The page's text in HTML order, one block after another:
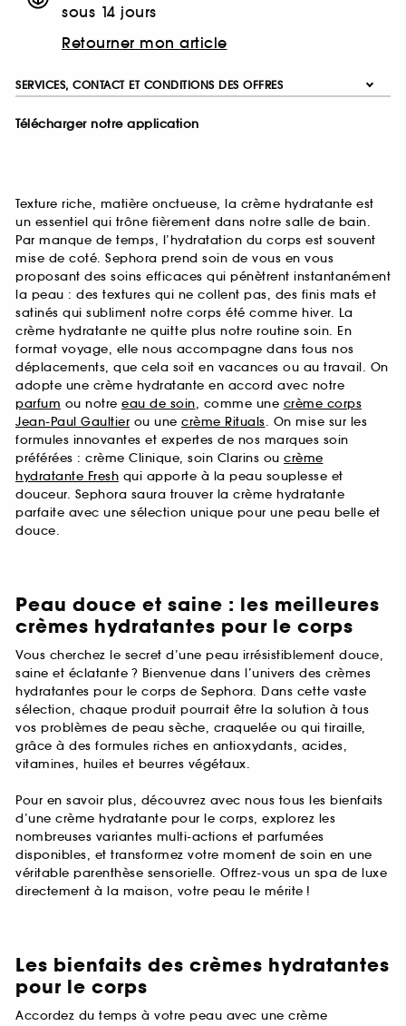
sous 14 jours
Retourner mon article
SERVICES, CONTACT ET CONDITIONS DES OFFRES
Télécharger notre application
Texture riche, matière onctueuse, la crème hydratante est
un essentiel qui trône fièrement dans notre salle de bain.
Par manque de temps, l’hydratation du corps est souvent
mise de coté. Sephora prend soin de vous en vous
proposant des soins efficaces qui pénètrent instantanément
la peau : des textures qui ne collent pas, des finis mats et
satinés qui subliment notre corps été comme hiver. La
crème hydratante ne quitte plus notre routine soin. En
format voyage, elle nous accompagne dans tous nos
déplacements, que cela soit en vacances ou au travail. On
adopte une crème hydratante en accord avec notre
parfum ou notre eau de soin, comme une crème corps
Jean-Paul Gaultier ou une crème Rituals. On mise sur les
formules innovantes et expertes de nos marques soin
préférées : crème Clinique, soin Clarins ou crème
hydratante Fresh qui apporte à la peau souplesse et
douceur. Sephora saura trouver la crème hydratante
parfaite avec une sélection unique pour une peau belle et
douce.
Peau douce et saine : les meilleures
crèmes hydratantes pour le corps
Vous cherchez le secret d’une peau irrésistiblement douce,
saine et éclatante ? Bienvenue dans l’univers des crèmes
hydratantes pour le corps de Sephora. Dans cette vaste
sélection, chaque produit pourrait être la solution à tous
vos problèmes de peau sèche, craquelée ou qui tiraille,
grâce à des formules riches en antioxydants, acides,
vitamines, huiles et beurres végétaux.
Pour en savoir plus, découvrez avec nous tous les bienfaits
d’une crème hydratante pour le corps, explorez les
nombreuses variantes multi-actions et parfumées
disponibles, et transformez votre moment de soin en une
véritable parenthèse sensorielle. Offrez-vous un spa de luxe
directement à la maison, votre peau le mérite !
Les bienfaits des crèmes hydratantes
pour le corps
Accordez du temps à votre peau avec une crème